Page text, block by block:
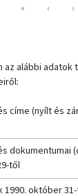
«
‹ ›
az alábbi adatok
címe (nyílt és
dokumentumai
től
1990. október